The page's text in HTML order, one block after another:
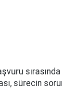
sürecin